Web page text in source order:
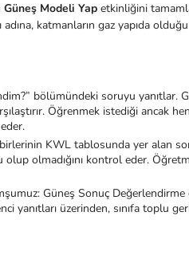
Güneş Modeli Yap etkinliğini
katmanların gaz yapıda
bölümündeki soruyu yanıtlar.
Öğrenmek istediği ancak
KWL tablosunda yer alan
olmadığını kontrol eder.
Güneş Sonuç Değerlendirme
yanıtları üzerinden, sınıfa toplu